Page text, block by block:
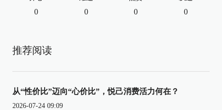
0 0 0 0
推荐阅读
从“性价比”迈向“心价比”，悦己消费活力何在？
2026-07-24 09:09